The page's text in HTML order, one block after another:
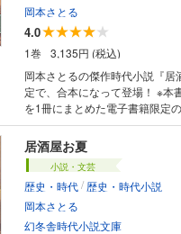
岡本さとる
4.0
1巻
3,135円 (税込)
岡本さとるの傑作時代小説『
定で、合本になって登場！ ※本書は、『居酒屋お夏』シリーズ一巻～五巻
を1冊にまとめた電子書籍限定の合本版です。 目黒
夏。化粧っ気はなく毒舌で、
のする料理は評判だ。ある日、
な怒りに駆られる。実は彼女に
花を咲かすもう一つの顔があ
が胸に響く人情小説シリーズ第
居酒屋お夏
小説・文芸
歴史・時代/ 歴史・時代小説
岡本さとる
幻冬舎時代小説文庫